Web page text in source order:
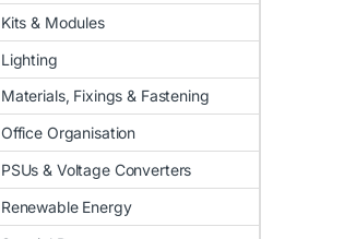
Kits & Modules
Lighting
Materials, Fixings & Fastening
Office Organisation
PSUs & Voltage Converters
Renewable Energy